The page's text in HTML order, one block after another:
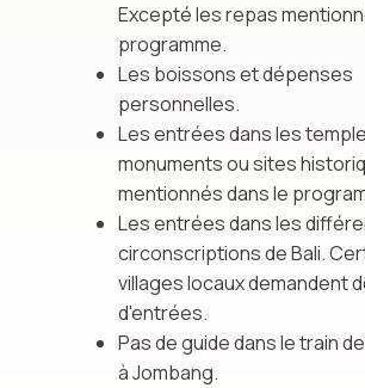
Excepté les repas
programme.
Les boissons et dépenses
personnelles.
Les entrées dans les
monuments ou sites
mentionnés dans le
Les entrées dans les
circonscriptions de Bali.
villages locaux demandent
d'entrées.
Pas de guide dans le train
à Jombang.